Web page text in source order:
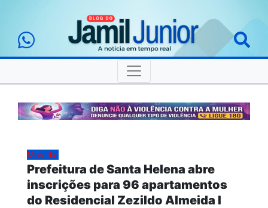
Moradia
Prefeitura de Santa Helena abre
inscrições para 96 apartamentos
do Residencial Zezildo Almeida I